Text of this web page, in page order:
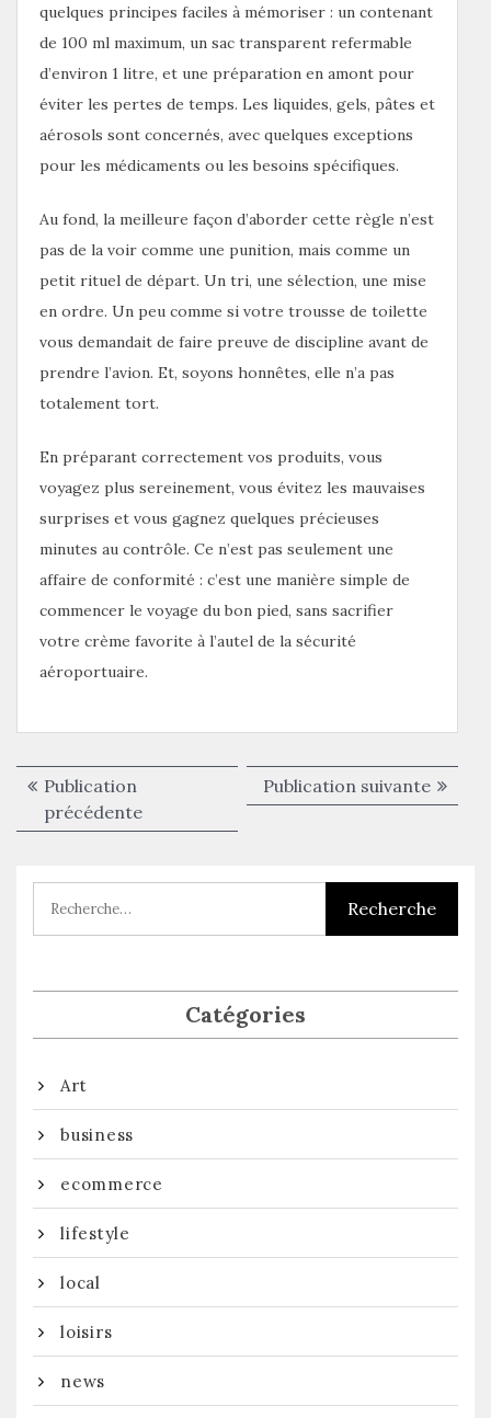
quelques principes faciles à mémoriser : un contenant
de 100 ml maximum, un sac transparent refermable
d’environ 1 litre, et une préparation en amont pour
éviter les pertes de temps. Les liquides, gels, pâtes et
aérosols sont concernés, avec quelques exceptions
pour les médicaments ou les besoins spécifiques.
Au fond, la meilleure façon d’aborder cette règle n’est
pas de la voir comme une punition, mais comme un
petit rituel de départ. Un tri, une sélection, une mise
en ordre. Un peu comme si votre trousse de toilette
vous demandait de faire preuve de discipline avant de
prendre l’avion. Et, soyons honnêtes, elle n’a pas
totalement tort.
En préparant correctement vos produits, vous
voyagez plus sereinement, vous évitez les mauvaises
surprises et vous gagnez quelques précieuses
minutes au contrôle. Ce n’est pas seulement une
affaire de conformité : c’est une manière simple de
commencer le voyage du bon pied, sans sacrifier
votre crème favorite à l’autel de la sécurité
aéroportuaire.
Navigation
de
Publication
précédentePublication
précédente :
Publication suivante
Catégories
Art
business
ecommerce
lifestyle
local
loisirs
news